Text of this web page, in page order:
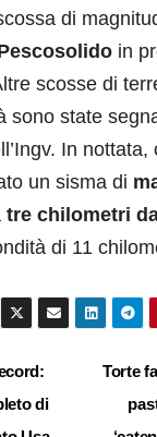
di
in
scosse di
sono state
In nottata,
un sisma di
tre chilometri
di 11
Torte
di